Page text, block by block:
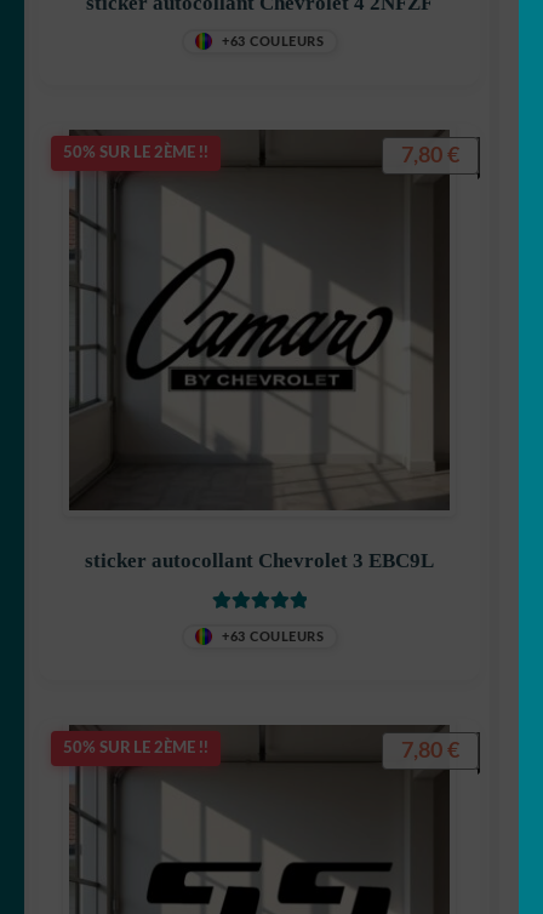
+63 COULEURS
50% SUR LE 2ÈME !!
sticker autocollant Chevrolet 3 EBC9L
+63 COULEURS
7,80 €
50% SUR LE 2ÈME !! 7,80 €